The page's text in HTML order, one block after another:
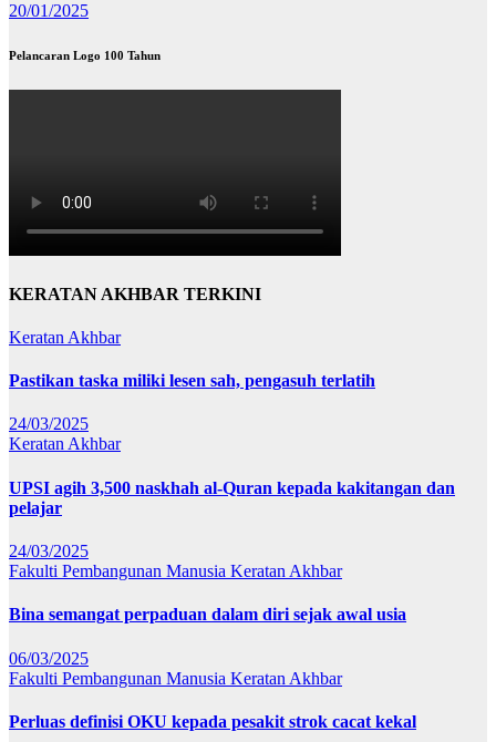
20/01/2025
Pelancaran Logo 100 Tahun
KERATAN AKHBAR TERKINI
Keratan Akhbar
Pastikan taska miliki lesen sah, pengasuh terlatih
24/03/2025
Keratan Akhbar
UPSI agih 3,500 naskhah al-Quran kepada kakitangan dan
pelajar
24/03/2025
Fakulti Pembangunan Manusia Keratan Akhbar
Bina semangat perpaduan dalam diri sejak awal usia
06/03/2025
Fakulti Pembangunan Manusia Keratan Akhbar
Perluas definisi OKU kepada pesakit strok cacat kekal